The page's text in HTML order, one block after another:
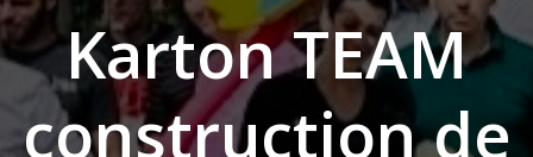
Karton TEAM
construction de